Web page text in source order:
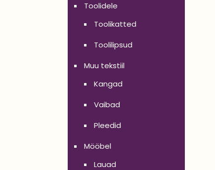
Toolidele
Toolikatted
Toolilipsud
Muu tekstiil
Kangad
Vaibad
Pleedid
Mööbel
Lauad